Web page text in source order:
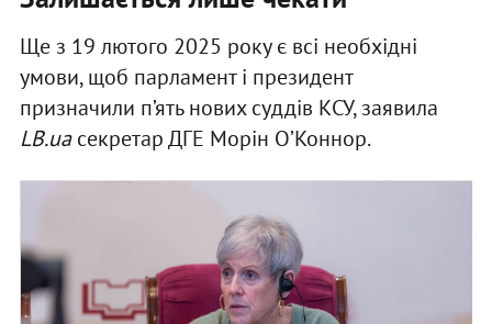
Ще з 19 лютого 2025 року є всі необхідні
умови, щоб парламент і президент
призначили п’ять нових суддів КСУ, заявила
LB.uaсекретар ДГЕ Морін ОʼКоннор.